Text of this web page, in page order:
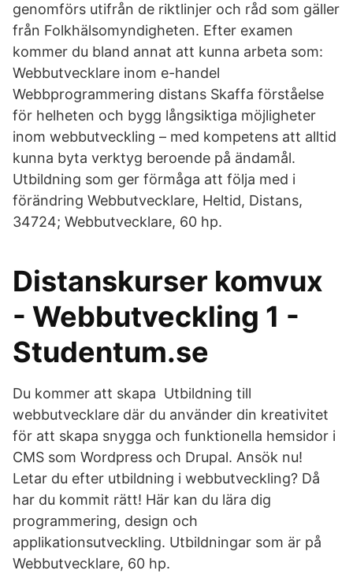
genomförs utifrån de riktlinjer och råd som gäller
från Folkhälsomyndigheten. Efter examen
kommer du bland annat att kunna arbeta som:
Webbutvecklare inom e-handel
Webbprogrammering distans Skaffa förståelse
för helheten och bygg långsiktiga möjligheter
inom webbutveckling – med kompetens att alltid
kunna byta verktyg beroende på ändamål.
Utbildning som ger förmåga att följa med i
förändring Webbutvecklare, Heltid, Distans,
34724; Webbutvecklare, 60 hp.
Distanskurser komvux
- Webbutveckling 1 -
Studentum.se
Du kommer att skapa Utbildning till
webbutvecklare där du använder din kreativitet
för att skapa snygga och funktionella hemsidor i
CMS som Wordpress och Drupal. Ansök nu!
Letar du efter utbildning i webbutveckling? Då
har du kommit rätt! Här kan du lära dig
programmering, design och
applikationsutveckling. Utbildningar som är på
Webbutvecklare, 60 hp.